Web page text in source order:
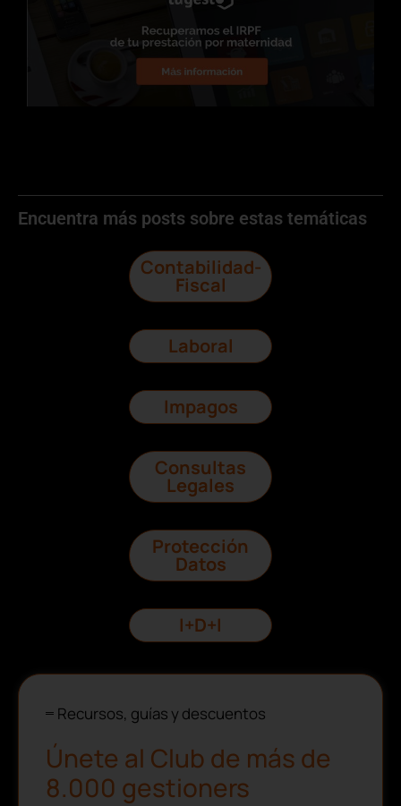
Encuentra más posts sobre estas temáticas
Contabilidad-
Fiscal
Laboral
Impagos
Consultas
Legales
Protección
Datos
I+D+I
Recursos, guías y descuentos
Únete al Club de más de
8.000 gestioners